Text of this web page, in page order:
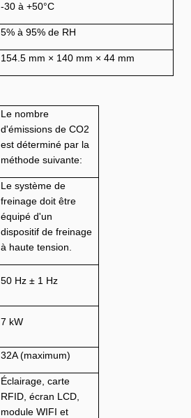
-30 à +50°C
5% à 95% de RH
154.5 mm × 140 mm × 44 mm
Le nombre
d'émissions de CO2
est déterminé par la
méthode suivante:
Le système de
freinage doit être
équipé d'un
dispositif de freinage
à haute tension.
50 Hz ± 1 Hz
7 kW
32A (maximum)
Éclairage, carte
RFID, écran LCD,
module WIFI et